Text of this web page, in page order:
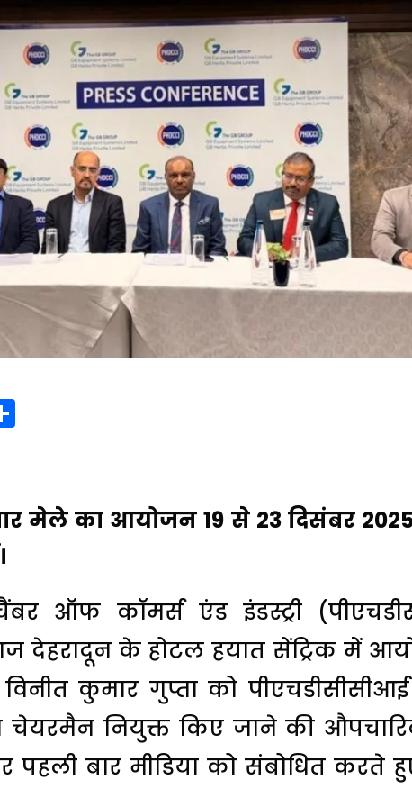
मेले का आयोजन 19 से 23 दिसंबर
ऑफ कॉमर्स एंड इंडस्ट्री
देहरादून के होटल हयात सेंट्रिक में
विनीत कुमार गुप्ता को पीएचडीसीसीआई
चेयरमैन नियुक्त किए जाने की
बार मीडिया को संबोधित करते